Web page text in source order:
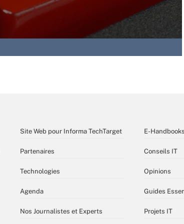
Site Web pour Informa TechTarget
Partenaires
Technologies
Agenda
Nos Journalistes et Experts
E-Handbooks
Conseils IT
Opinions
Guides
Projets IT